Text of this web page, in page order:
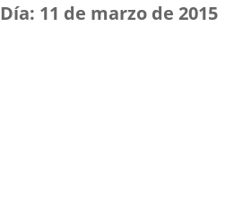
Día: 11 de marzo de 2015